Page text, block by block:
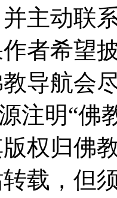
主动联
者希望
导航会
注明“佛
权归佛
载，但